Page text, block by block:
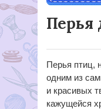
Перья
Перья птиц,
одним из
и красивых
кажущейся